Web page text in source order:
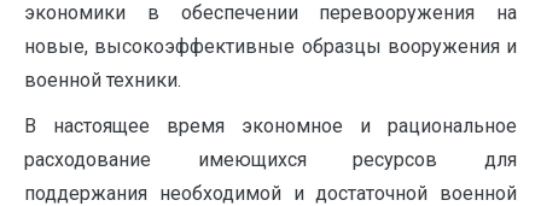
экономики в обеспечении перевооружения на
новые, высокоэффективные образцы вооружения и
военной техники.
В настоящее время экономное и рациональное
расходование имеющихся ресурсов для
поддержания необходимой и достаточной военной